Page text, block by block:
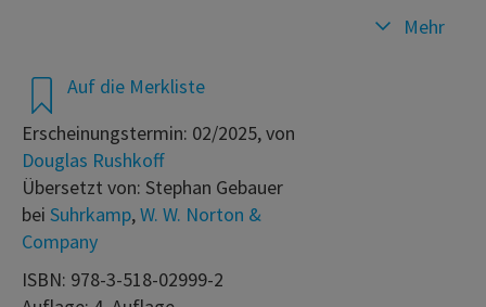
Auf die Merkliste
Erscheinungstermin: 02/2025, von
Douglas Rushkoff
Übersetzt von: Stephan Gebauer
bei Suhrkamp,W. W. Norton &
Company
ISBN: 978-3-518-02999-2
Mehr